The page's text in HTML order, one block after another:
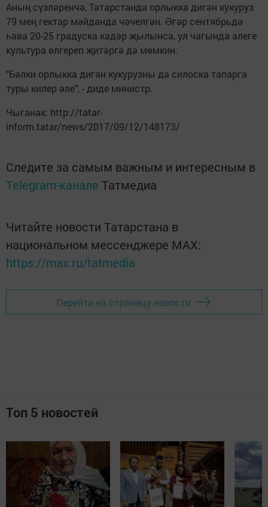
Аның сүзләренчә, Татарстанда орлыкка дигән кукуруз
79 мең гектар мәйданда чәчелгән. Əгәр сентябрьдә
һава 20-25 градуска кадәр җылынса, ул чагында әлеге
культура өлгереп җитәргә дә мөмкин.
"Бәлки орлыкка дигән кукурузны да силоска тапарга
туры килер әле", - диде министр.
Чыганак: http://tatar-
inform.tatar/news/2017/09/12/148173/
Следите за самым важным и интересным в
Telegram-канале Татмедиа
Читайте новости Татарстана в
национальном мессенджере MАХ:
https://max.ru/tatmedia
Перейти на страницу новости
Топ 5 новостей